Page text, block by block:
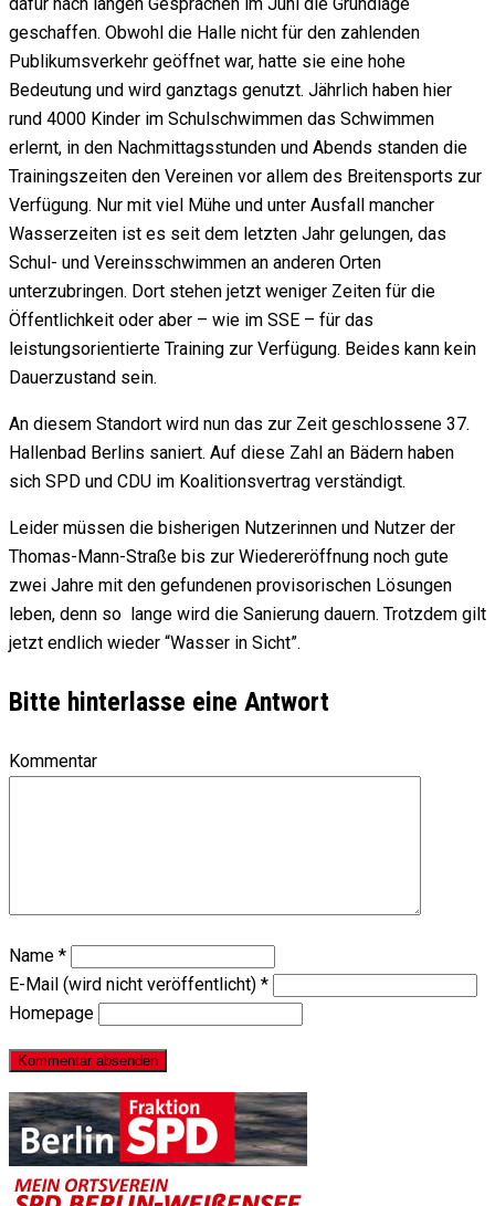
geschaffen. Obwohl die Halle nicht für den zahlenden
Publikumsverkehr geöffnet war, hatte sie eine hohe
Bedeutung und wird ganztags genutzt. Jährlich haben hier
rund 4000 Kinder im Schulschwimmen das Schwimmen
erlernt, in den Nachmittagsstunden und Abends standen die
Trainingszeiten den Vereinen vor allem des Breitensports zur
Verfügung. Nur mit viel Mühe und unter Ausfall mancher
Wasserzeiten ist es seit dem letzten Jahr gelungen, das
Schul- und Vereinsschwimmen an anderen Orten
unterzubringen. Dort stehen jetzt weniger Zeiten für die
Öffentlichkeit oder aber – wie im SSE – für das
leistungsorientierte Training zur Verfügung. Beides kann kein
Dauerzustand sein.
An diesem Standort wird nun das zur Zeit geschlossene 37.
Hallenbad Berlins saniert. Auf diese Zahl an Bädern haben
sich SPD und CDU im Koalitionsvertrag verständigt.
Leider müssen die bisherigen Nutzerinnen und Nutzer der
Thomas-Mann-Straße bis zur Wiedereröffnung noch gute
zwei Jahre mit den gefundenen provisorischen Lösungen
leben, denn so lange wird die Sanierung dauern. Trotzdem gilt
jetzt endlich wieder “Wasser in Sicht”.
Bitte hinterlasse eine Antwort
Kommentar
Name *
E-Mail (wird nicht veröffentlicht) *
Homepage